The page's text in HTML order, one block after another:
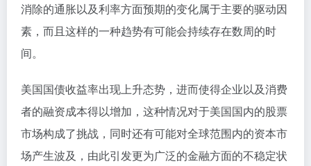
消除的通胀以及利率方面预期的变化属于主要的驱动因
素，而且这样的一种趋势有可能会持续存在数周的时
间。
美国国债收益率出现上升态势，进而使得企业以及消费
者的融资成本得以增加，这种情况对于美国国内的股票
市场构成了挑战，同时还有可能对全球范围内的资本市
场产生波及，由此引发更为广泛的金融方面的不稳定状